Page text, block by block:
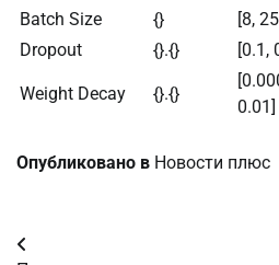
Batch Size {} [8,
Dropout
{}.{} [0.1,
Weight Decay {}.{}
0.01]
Опубликовано в Новости плюс
Навигация